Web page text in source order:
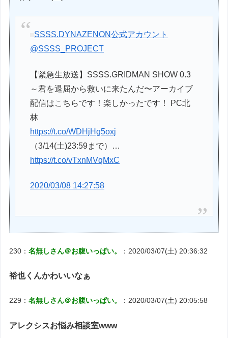
SSSS.DYNAZENON公式アカウント
@SSSS_PROJECT
【緊急生放送】SSSS.GRIDMAN SHOW 0.3
～君を退屈から救いに来たんだ〜アーカイブ
配信はこちらです！楽しかったです！ PC北
林
https://t.co/WDHjHg5oxj
（3/14(土)23:59まで）…
https://t.co/vTxnMVqMxC
2020/03/08 14:27:58
230：名無しさん＠お腹いっぱい。 ：2020/03/07(土) 20:36:32
裕也くんかわいいなぁ
229：名無しさん＠お腹いっぱい。 ：2020/03/07(土) 20:05:58
アレクシスお悩み相談室www